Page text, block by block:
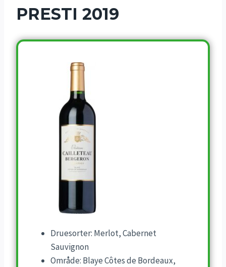
PRESTI 2019
Druesorter: Merlot, Cabernet
Sauvignon
Område: Blaye Côtes de Bordeaux,